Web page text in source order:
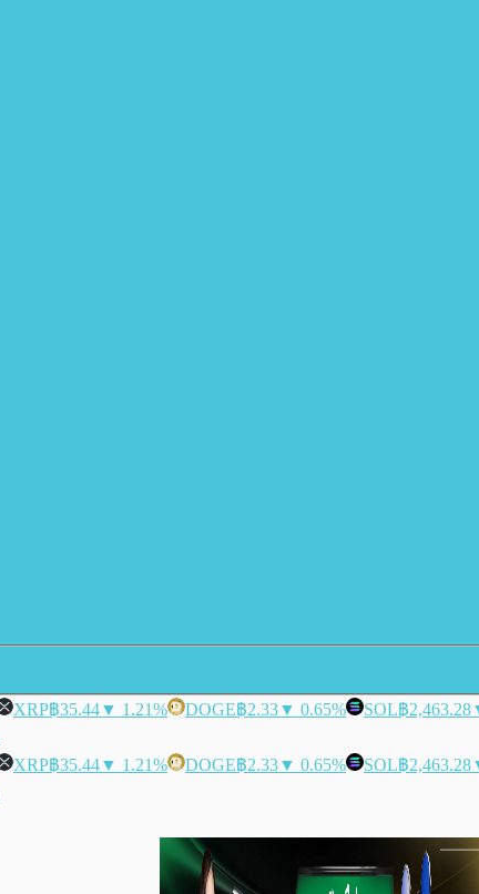
XRP฿35.44▼ 1.21% DOGE฿2.33▼ 0.65% SOL฿2,463.28
XRP฿35.44▼ 1.21% DOGE฿2.33▼ 0.65% SOL฿2,463.28